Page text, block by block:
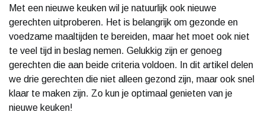
Met een nieuwe keuken wil je natuurlijk ook nieuwe
gerechten uitproberen. Het is belangrijk om gezonde en
voedzame maaltijden te bereiden, maar het moet ook niet
te veel tijd in beslag nemen. Gelukkig zijn er genoeg
gerechten die aan beide criteria voldoen. In dit artikel delen
we drie gerechten die niet alleen gezond zijn, maar ook snel
klaar te maken zijn. Zo kun je optimaal genieten van je
nieuwe keuken!